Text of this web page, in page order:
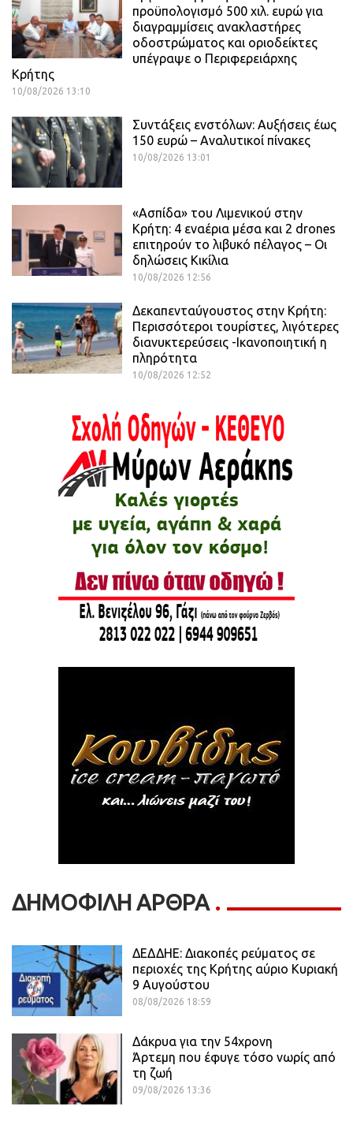
προϋπολογισμό 500 χιλ. ευρώ για
διαγραμμίσεις ανακλαστήρες
οδοστρώματος και οριοδείκτες
υπέγραψε ο Περιφερειάρχης
Κρήτης
10/08/2026 13:10
Συντάξεις ενστόλων: Αυξήσεις έως
150 ευρώ – Αναλυτικοί πίνακες
10/08/2026 13:01
«Ασπίδα» του Λιμενικού στην
Κρήτη: 4 εναέρια μέσα και 2 drones
επιτηρούν το λιβυκό πέλαγος – Οι
δηλώσεις Κικίλια
10/08/2026 12:56
Δεκαπενταύγουστος στην Κρήτη:
Περισσότεροι τουρίστες, λιγότερες
διανυκτερεύσεις -Ικανοποιητική η
πληρότητα
10/08/2026 12:52
ΔΗΜΟΦΙΛΗ ΑΡΘΡΑ
ΔΕΔΔΗΕ: Διακοπές ρεύματος σε
περιοχές της Κρήτης αύριο Κυριακή
9 Αυγούστου
08/08/2026 18:59
Δάκρυα για την 54χρονη
Άρτεμη που έφυγε τόσο νωρίς από
τη ζωή
09/08/2026 13:36